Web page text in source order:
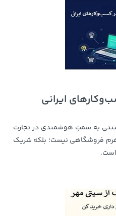
ایرانی
به سمتِ هوشمندی در تجارت
فروشگاهی نیست؛ بلکه شریک
است.